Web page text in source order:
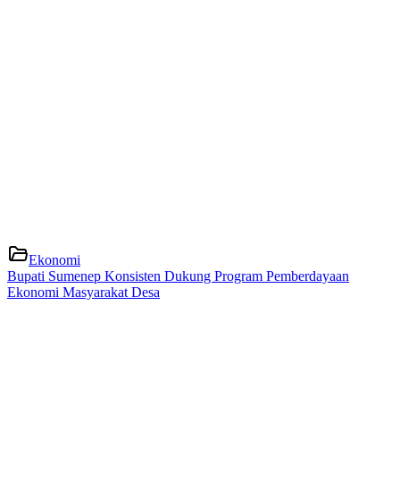
Ekonomi
Bupati Sumenep Konsisten Dukung Program Pemberdayaan
Ekonomi Masyarakat Desa